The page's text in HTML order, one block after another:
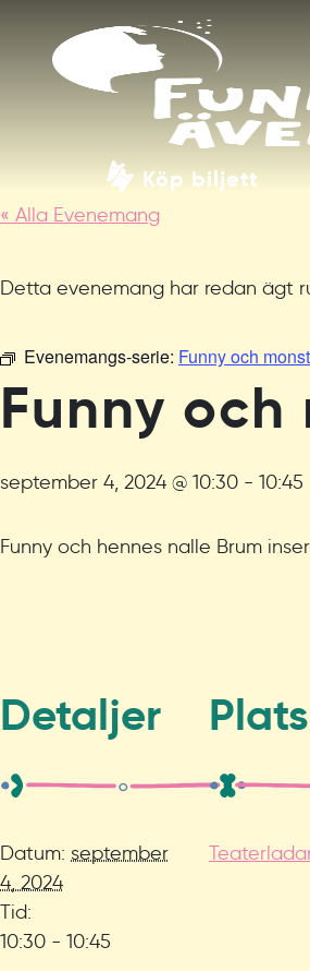
Köp biljett
« Alla Evenemang
Detta evenemang har redan ägt
Evenemangs-serie: Funny och
Funny
september 4, 2024 @ 10:30 - 10:45
Funny och hennes nalle Brum
Detaljer
Datum: september
4, 2024
Tid:
10:30 - 10:45
Plats